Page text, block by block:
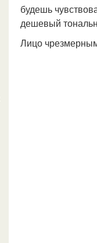
будешь
дешевый
Лицо